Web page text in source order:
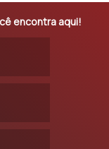
encontra aqui!